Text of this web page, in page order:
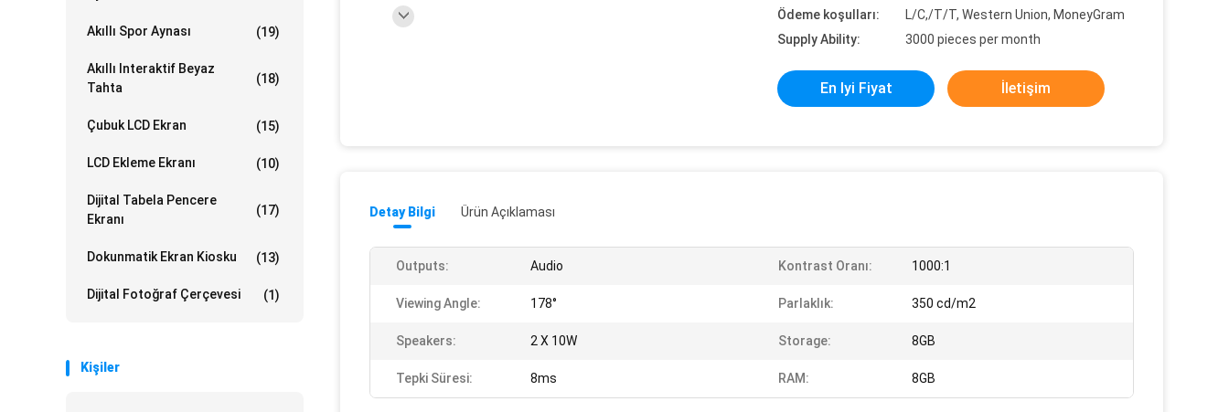
Akıllı Spor Aynası (19)
Akıllı Interaktif Beyaz
Tahta
(18)
Çubuk LCD Ekran (15)
LCD Ekleme Ekranı (10)
Dijital Tabela Pencere
Ekranı
(17)
Dokunmatik Ekran Kiosku (13)
Dijital Fotoğraf Çerçevesi (1)
Kişiler
Ödeme koşulları:
L/C,/T/T, Western Union, MoneyGram
Supply Ability:
3000 pieces per month
En Iyi Fiyat İletişim
Detay Bilgi Ürün Açıklaması
Outputs: Audio Kontrast Oranı: 1000:1
Viewing Angle: 178° Parlaklık: 350 cd/m2
Speakers: 2 X 10W Storage: 8GB
Tepki Süresi: 8ms RAM: 8GB